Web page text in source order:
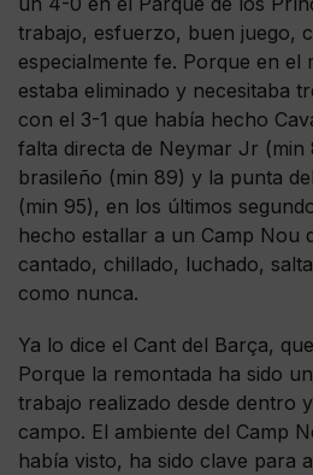
trabajo, esfuerzo, buen juego,
especialmente fe. Porque en el
estaba eliminado y necesitaba
con el 3-1 que había hecho
falta directa de Neymar Jr (min
brasileño (min 89) y la punta
(min 95), en los últimos
hecho estallar a un Camp Nou
cantado, chillado, luchado,
como nunca.
Ya lo dice el Cant del Barça,
Porque la remontada ha sido
trabajo realizado desde dentro
campo. El ambiente del Camp
había visto, ha sido clave para